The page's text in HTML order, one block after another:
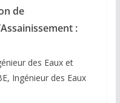
de
:
des Eaux et
Ingénieur des Eaux